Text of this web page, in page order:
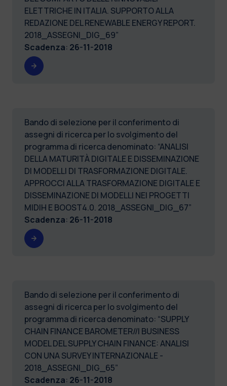
ELETTRICHE IN ITALIA. SUPPORTO ALLA
REDAZIONE DEL RENEWABLE ENERGY REPORT.
2018_ASSEGNI_DIG_69”
Scadenza: 26-11-2018
Bando di selezione per il conferimento di
assegni di ricerca per lo svolgimento del
programma di ricerca denominato: “ANALISI
DELLA MATURITÀ DIGITALE E DISSEMINAZIONE
DI MODELLI DI TRASFORMAZIONE DIGITALE.
APPROCCI ALLA TRASFORMAZIONE DIGITALE E
DISSEMINAZIONE DI MODELLI NEI PROGETTI
MIDIH E BOOST4.0. 2018_ASSEGNI_DIG_67”
Scadenza: 26-11-2018
Bando di selezione per il conferimento di
assegni di ricerca per lo svolgimento del
programma di ricerca denominato: “SUPPLY
CHAIN FINANCE BAROMETER//I BUSINESS
MODEL DEL SUPPLY CHAIN FINANCE: ANALISI
CON UNA SURVEY INTERNAZIONALE -
2018_ASSEGNI_DIG_65”
Scadenza: 26-11-2018